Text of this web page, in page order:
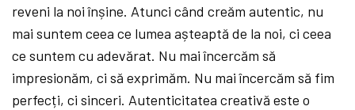
reveni la noi înșine. Atunci când creăm autentic, nu
mai suntem ceea ce lumea așteaptă de la noi, ci ceea
ce suntem cu adevărat. Nu mai încercăm să
impresionăm, ci să exprimăm. Nu mai încercăm să fim
perfecți, ci sinceri. Autenticitatea creativă este o